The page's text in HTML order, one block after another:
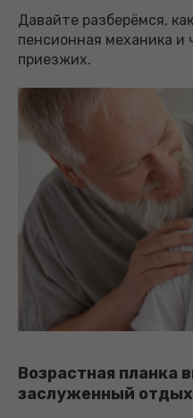
Давайте разберёмся,
пенсионная механика и
приезжих.
Возрастная планка
заслуженный отдых